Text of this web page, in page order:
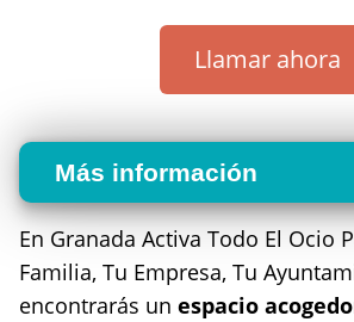
Llamar ahora
Más información
En Granada Activa Todo El Ocio
Familia, Tu Empresa, Tu
encontrarás un espacio